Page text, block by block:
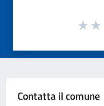
Contatta il comune